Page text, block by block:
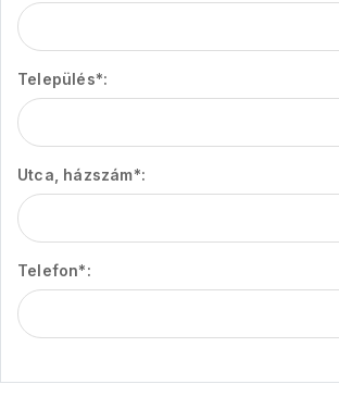
Település*:
Utca, házszám*:
Telefon*: